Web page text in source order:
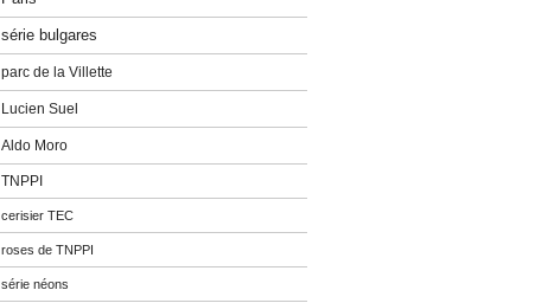
série bulgares
parc de la Villette
Lucien Suel
Aldo Moro
TNPPI
cerisier TEC
roses de TNPPI
série néons